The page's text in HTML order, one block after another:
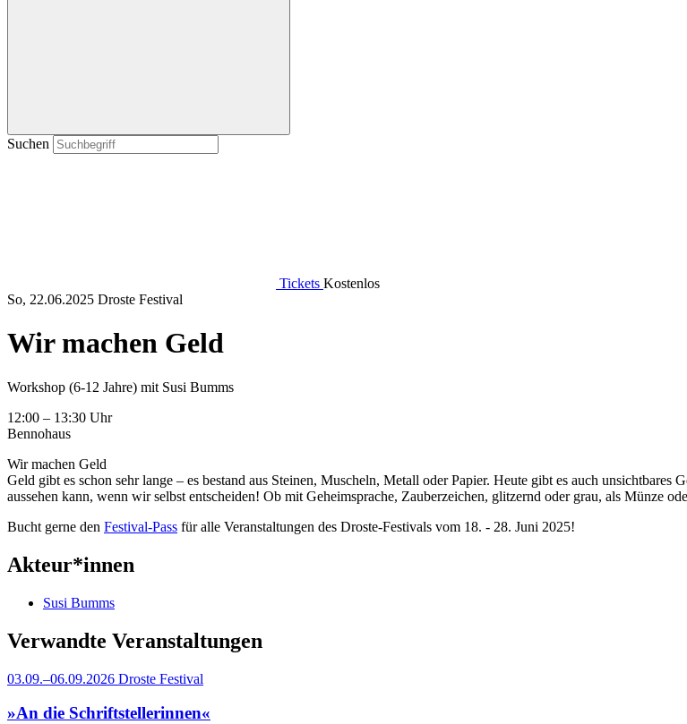
Suchen
Tickets Kostenlos
So, 22.06.2025 Droste Festival
Wir machen Geld
Workshop (6-12 Jahre) mit Susi Bumms
12:00 – 13:30 Uhr
Bennohaus
Wir machen Geld
Geld gibt es schon sehr lange – es bestand aus Steinen, Muscheln, Metall oder Papier. Heute gibt es auch
aussehen kann, wenn wir selbst entscheiden! Ob mit Geheimsprache, Zauberzeichen, glitzernd oder grau, als Münze
Bucht gerne den Festival-Pass für alle Veranstaltungen des Droste-Festivals vom 18. - 28. Juni 2025!
Akteur*innen
Susi Bumms
Verwandte Veranstaltungen
03.09.–06.09.2026 Droste Festival
»An die Schriftstellerinnen«